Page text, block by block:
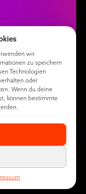
wir
zu speichern
Technologien
oder
Wenn du deine
können bestimmte